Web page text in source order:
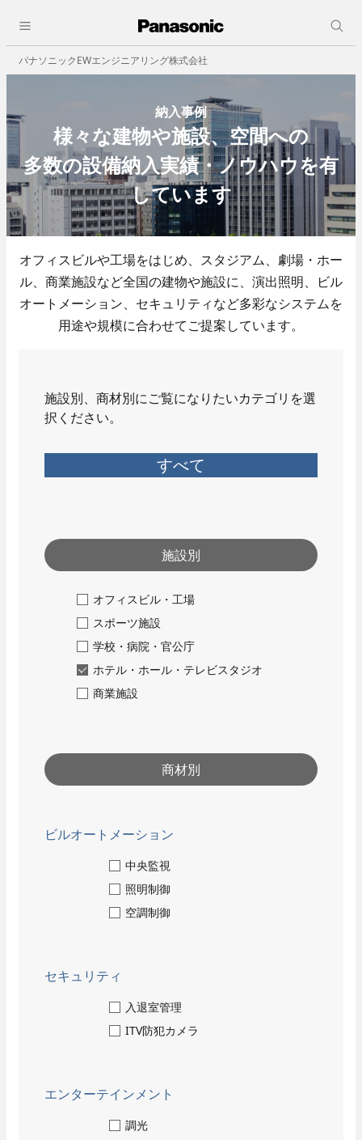
パナソニックEWエンジニアリング株式会社
納入事例
様々な建物や施設、空間への
多数の設備納入実績・ノウハウを有
しています
オフィスビルや工場をはじめ、スタジアム、劇場・ホー
ル、商業施設など全国の建物や施設に、演出照明、
ビル
オートメーション、セキュリティなど多彩なシステムを
用途や規模に合わせてご提案しています。
施設別、商材別にご覧になりたいカテゴリを選
択ください。
すべて
施設別
オフィスビル・工場
スポーツ施設
学校・病院・官公庁
ホテル・ホール・テレビスタジオ
商業施設
商材別
ビルオートメーション
中央監視
照明制御
空調制御
セキュリティ
入退室管理
ITV防犯カメラ
エンターテインメント
調光
close
会社情報
事業所一覧
決算公告
事業紹介
- 中央監視
- 照明制御
- ビル空調自動制御機器
- 入退室管理
- 防犯カメラ
エンターテインメント
- AV音響機器
- 太陽光発電システム
- 蓄電池システム
カスタマーサービス
- 緊急対応
採用情報
- 職種紹介
- 先輩社員インタビュー
事務系総合職
- 数字で見るパナソニック
- 当社のビジネス
技術教育センター
人と仕事
技術系総合職
先輩社員インタビュー
事務系総合職
働く環境
数字で見るパナソニック
EWエンジニアリング
福利厚生・各種制度